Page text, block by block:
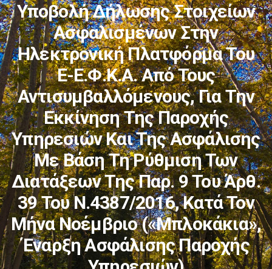
Υποβολή Δήλωσης Στοιχείων
Ασφαλισμένων Στην
Ηλεκτρονική Πλατφόρμα Του
E-Ε.Φ.Κ.Α. Από Τους
Αντισυμβαλλόμενους, Για Την
Εκκίνηση Της Παροχής
Υπηρεσιών Και Της Ασφάλισης
Με Βάση Τη Ρύθμιση Των
Διατάξεων Της Παρ. 9 Του Άρθ.
39 Του Ν.4387/2016, Κατά Τον
Μήνα Νοέμβριο («μπλοκάκια»,
Έναρξη Ασφάλισης Παροχής